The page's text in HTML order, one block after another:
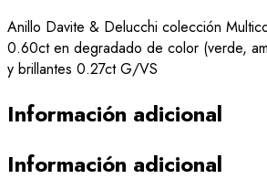
Anillo Davite & Delucchi colección
0.60ct en degradado de color (verde,
y brillantes 0.27ct G/VS
Información adicional
Información adicional